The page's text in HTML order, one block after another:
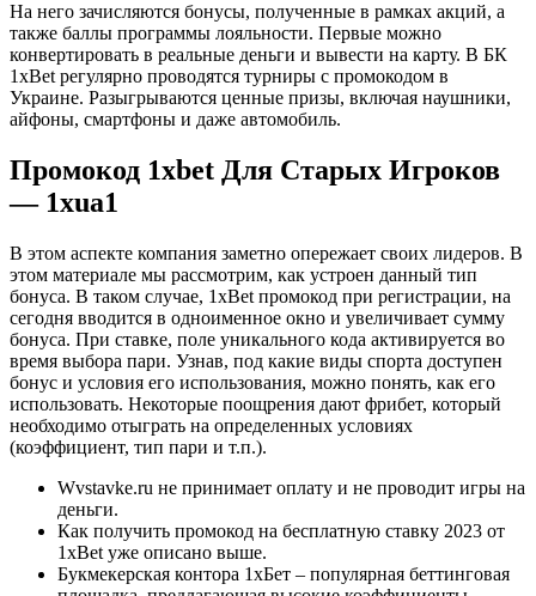
На него зачисляются бонусы, полученные в рамках акций, а
также баллы программы лояльности. Первые можно
конвертировать в реальные деньги и вывести на карту. В БК
1xBet регулярно проводятся турниры с промокодом в
Украине. Разыгрываются ценные призы, включая наушники,
айфоны, смартфоны и даже автомобиль.
Промокод 1xbet Для Старых Игроков
— 1xua1
В этом аспекте компания заметно опережает своих лидеров. В
этом материале мы рассмотрим, как устроен данный тип
бонуса. В таком случае, 1xBet промокод при регистрации, на
сегодня вводится в одноименное окно и увеличивает сумму
бонуса. При ставке, поле уникального кода активируется во
время выбора пари. Узнав, под какие виды спорта доступен
бонус и условия его использования, можно понять, как его
использовать. Некоторые поощрения дают фрибет, который
необходимо отыграть на определенных условиях
(коэффициент, тип пари и т.п.).
Wvstavke.ru не принимает оплату и не проводит игры на
деньги.
Как получить промокод на бесплатную ставку 2023 от
1xBet уже описано выше.
Букмекерская контора 1хБет – популярная беттинговая